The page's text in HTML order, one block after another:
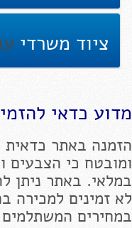
ציוד משרדי
מדוע כדאי
הזמנה באתר
ומובטח כי הצבעים
במלאי. באתר ניתן
לא זמינים למכירה
במחירים המשתלמים